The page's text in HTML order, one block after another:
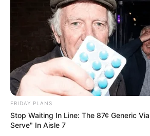
FRIDAY PLANS
Stop Waiting In Line: The 87¢ Generic
Serve" In Aisle 7